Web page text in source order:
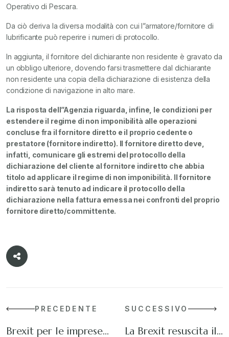
Operativo di Pescara.
Da ciò deriva la diversa modalità con cui l”armatore/fornitore di
lubrificante può reperire i numeri di protocollo.
In aggiunta, il fornitore del dichiarante non residente è gravato da
un obbligo ulteriore, dovendo farsi trasmettere dal dichiarante
non residente una copia della dichiarazione di esistenza della
condizione di navigazione in alto mare.
La risposta dell”Agenzia riguarda, infine, le condizioni per
estendere il regime di non imponibilità alle operazioni
concluse fra il fornitore diretto e il proprio cedente o
prestatore (fornitore indiretto). Il fornitore diretto deve,
infatti, comunicare gli estremi del protocollo della
dichiarazione del cliente al fornitore indiretto che abbia
titolo ad applicare il regime di non imponibilità. Il fornitore
indiretto sarà tenuto ad indicare il protocollo della
dichiarazione nella fattura emessa nei confronti del proprio
fornitore diretto/committente.
PRECEDENTE
Brexit per le imprese…
SUCCESSIVO
La Brexit resuscita il…